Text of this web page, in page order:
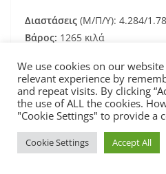
Διαστάσεις (Μ/Π/Υ): 4.284/
Βάρος: 1265 κιλά
We use cookies on our
relevant experience by
and repeat visits. By clicking
the use of ALL the cookies.
"Cookie Settings" to provide a
Cookie Settings Accept All